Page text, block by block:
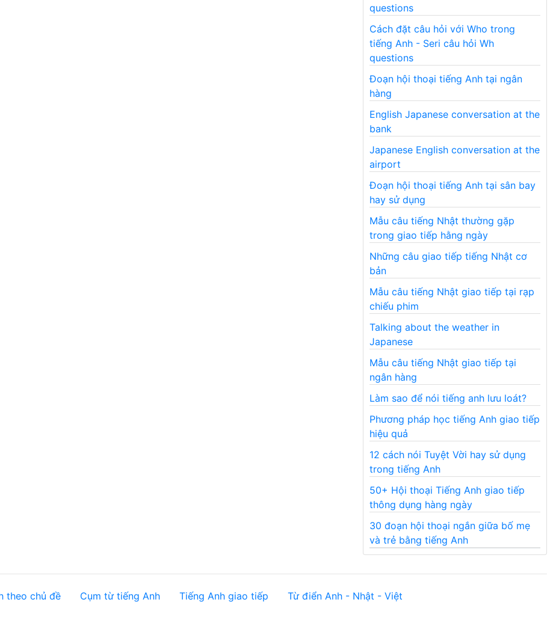
questions
Cách đặt câu hỏi với Who trong
tiếng Anh - Seri câu hỏi Wh
questions
Đoạn hội thoại tiếng Anh tại ngân
hàng
English Japanese conversation at the
bank
Japanese English conversation at the
airport
Đoạn hội thoại tiếng Anh tại sân bay
hay sử dụng
Mẫu câu tiếng Nhật thường gặp
trong giao tiếp hằng ngày
Những câu giao tiếp tiếng Nhật cơ
bản
Mẫu câu tiếng Nhật giao tiếp tại rạp
chiếu phim
Talking about the weather in
Japanese
Mẫu câu tiếng Nhật giao tiếp tại
ngân hàng
Làm sao để nói tiếng anh lưu loát?
Phương pháp học tiếng Anh giao tiếp
hiệu quả
12 cách nói Tuyệt Vời hay sử dụng
trong tiếng Anh
50+ Hội thoại Tiếng Anh giao tiếp
thông dụng hàng ngày
30 đoạn hội thoại ngắn giữa bố mẹ
và trẻ bằng tiếng Anh
theo chủ đề Cụm từ tiếng Anh Tiếng Anh giao tiếp
Từ điển Anh - Nhật - Việt